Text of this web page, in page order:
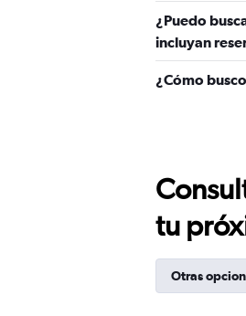
¿Puedo
incluyan
¿Cómo
tu
Otras